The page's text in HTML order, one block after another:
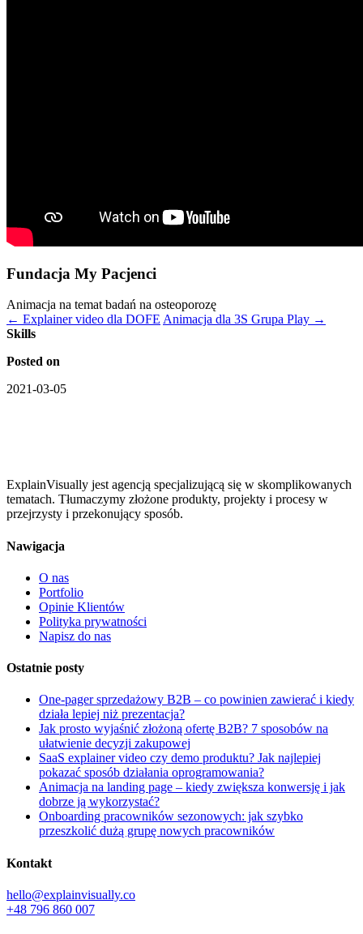
Fundacja My Pacjenci
Animacja na temat badań na osteoporozę
← Explainer video dla DOFE Animacja dla 3S Grupa Play →
Skills
Posted on
2021-03-05
ExplainVisually jest agencją specjalizującą się w skomplikowanych
tematach. Tłumaczymy złożone produkty, projekty i procesy w
przejrzysty i przekonujący sposób.
Nawigacja
O nas
Portfolio
Opinie Klientów
Polityka prywatności
Napisz do nas
Ostatnie posty
One-pager sprzedażowy B2B – co powinien zawierać i kiedy
działa lepiej niż prezentacja?
Jak prosto wyjaśnić złożoną ofertę B2B? 7 sposobów na
ułatwienie decyzji zakupowej
SaaS explainer video czy demo produktu? Jak najlepiej
pokazać sposób działania oprogramowania?
Animacja na landing page – kiedy zwiększa konwersję i jak
dobrze ją wykorzystać?
Onboarding pracowników sezonowych: jak szybko
przeszkolić dużą grupę nowych pracowników
Kontakt
hello@explainvisually.co
+48 796 860 007